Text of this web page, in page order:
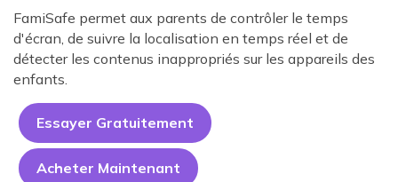
FamiSafe permet aux parents de contrôler le temps
d'écran, de suivre la localisation en temps réel et de
détecter les contenus inappropriés sur les appareils des
enfants.
Essayer Gratuitement
Acheter Maintenant